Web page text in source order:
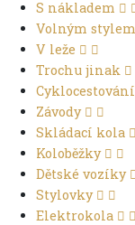
S nákladem
Volným stylem
V leže
Trochu jinak
Cyklocestování
Závody
Skládací kola
Koloběžky
Dětské vozíky
Stylovky
Elektrokola